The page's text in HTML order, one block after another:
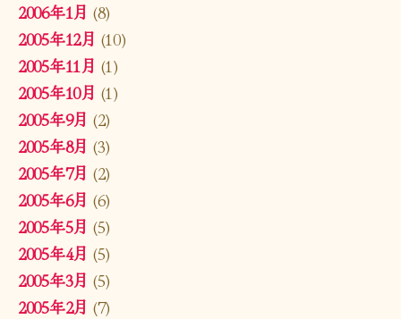
2006年1月 (8)
2005年12月 (10)
2005年11月 (1)
2005年10月 (1)
2005年9月 (2)
2005年8月 (3)
2005年7月 (2)
2005年6月 (6)
2005年5月 (5)
2005年4月 (5)
2005年3月 (5)
2005年2月 (7)